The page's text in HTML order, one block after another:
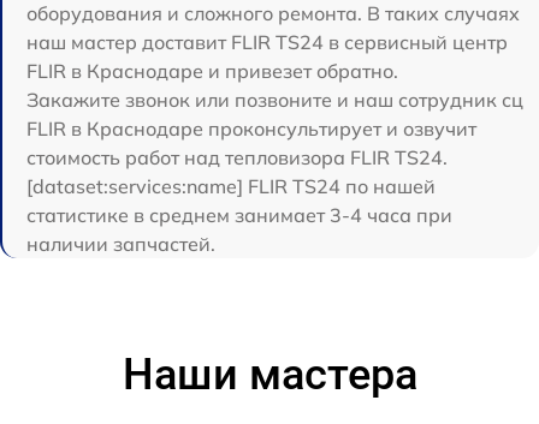
оборудования и сложного ремонта. В таких случаях
наш мастер доставит FLIR TS24 в сервисный центр
FLIR в Краснодаре и привезет обратно.
Закажите звонок или позвоните и наш сотрудник сц
FLIR в Краснодаре проконсультирует и озвучит
стоимость работ над тепловизора FLIR TS24.
[dataset:services:name] FLIR TS24 по нашей
статистике в среднем занимает 3-4 часа при
наличии запчастей.
Наши мастера